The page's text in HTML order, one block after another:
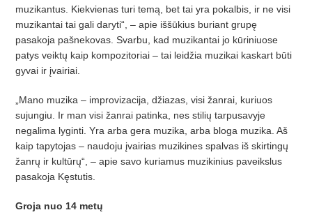
muzikantus. Kiekvienas turi temą, bet tai yra pokalbis, ir ne visi
muzikantai tai gali daryti“, – apie iššūkius buriant grupę
pasakoja pašnekovas. Svarbu, kad muzikantai jo kūriniuose
patys veiktų kaip kompozitoriai – tai leidžia muzikai kaskart būti
gyvai ir įvairiai.
„Mano muzika – improvizacija, džiazas, visi žanrai, kuriuos
sujungiu. Ir man visi žanrai patinka, nes stilių tarpusavyje
negalima lyginti. Yra arba gera muzika, arba bloga muzika. Aš
kaip tapytojas – naudoju įvairias muzikines spalvas iš skirtingų
žanrų ir kultūrų“, – apie savo kuriamus muzikinius paveikslus
pasakoja Kęstutis.
Groja nuo 14 metų